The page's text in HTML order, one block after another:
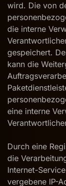
wird. Die von
die interne
gespeichert.
kann die
eine interne
Durch eine
die
Internet-
vergebene IP-